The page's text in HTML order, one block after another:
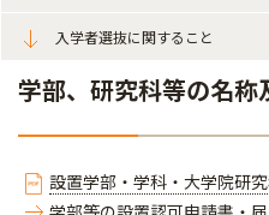
入学者選抜に関すること
学部、研究科等の名
設置学部・学科・大学院研